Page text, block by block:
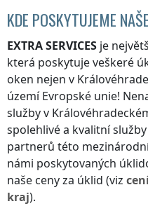
KDE POSKYTUJEME
EXTRA SERVICES je
která poskytuje veškeré
oken nejen v
území Evropské unie!
službyv
spolehlivé a kvalitní
partnerů této
námi poskytovaných
naše ceny za úklid (viz
kraj).